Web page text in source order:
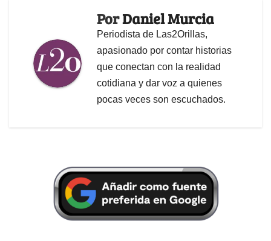
PorDaniel Murcia
Periodista de Las2Orillas,
apasionado por contar historias
que conectan con la realidad
cotidiana y dar voz a quienes
pocas veces son escuchados.